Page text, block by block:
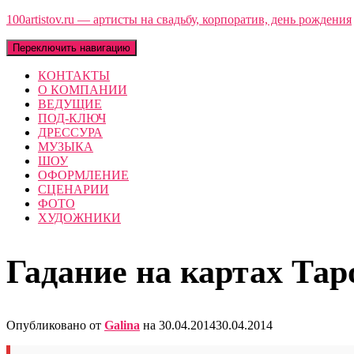
100artistov.ru — артисты на свадьбу, корпоратив, день рождения
Переключить навигацию
КОНТАКТЫ
О КОМПАНИИ
ВЕДУЩИЕ
ПОД-КЛЮЧ
ДРЕССУРА
МУЗЫКА
ШОУ
ОФОРМЛЕНИЕ
СЦЕНАРИИ
ФОТО
ХУДОЖНИКИ
Гадание на картах
Опубликовано от Galina на 30.04.201430.04.2014